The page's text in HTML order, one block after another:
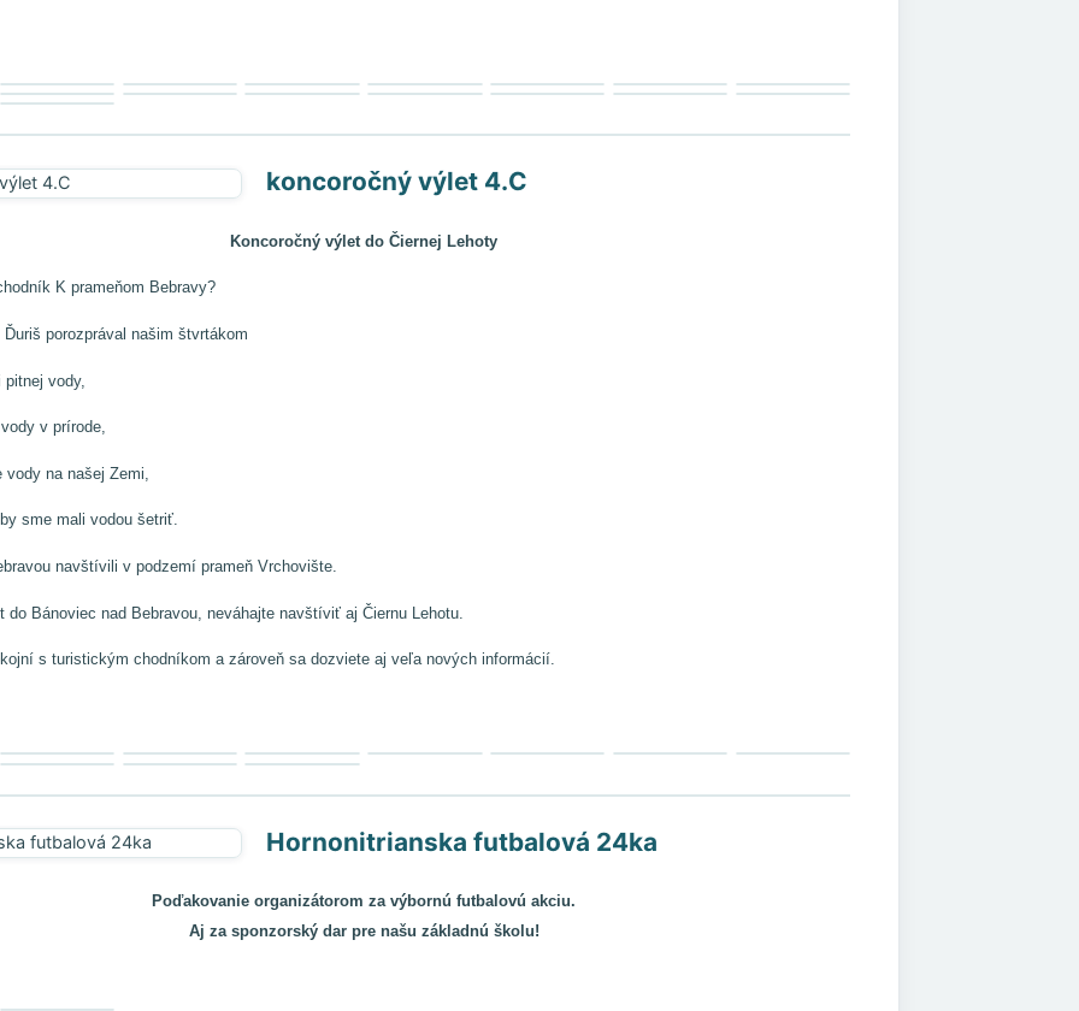
koncoročný výlet 4.C
Koncoročný výlet do Čiernej Lehoty
K prameňom Bebravy?
porozprával našim štvrtákom
vody,
v prírode,
na našej Zemi,
mali vodou šetriť.
navštívili v podzemí prameň Vrchovište.
Bánoviec nad Bebravou, neváhajte navštíviť aj Čiernu Lehotu.
s turistickým chodníkom a zároveň sa dozviete aj veľa nových informácií.
Hornonitrianska futbalová 24ka
Poďakovanie organizátorom za výbornú futbalovú akciu.
Aj za sponzorský dar pre našu základnú školu!